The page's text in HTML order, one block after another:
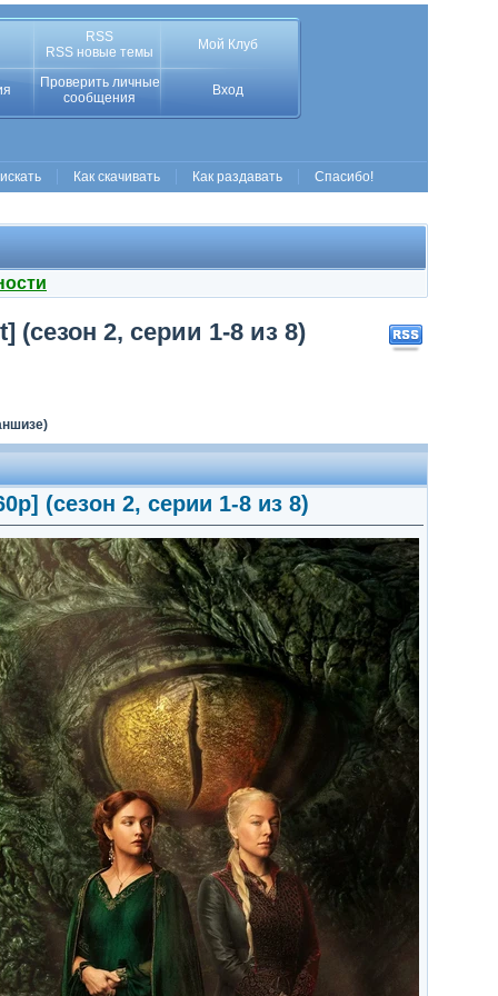
RSS
RSS новые темы
Мой Клуб
Проверить личные
сообщения
Вход
Как скачивать Как раздавать Спасибо!
(сезон 2, серии 1-8 из 8)
(сезон 2, серии 1-8 из 8)